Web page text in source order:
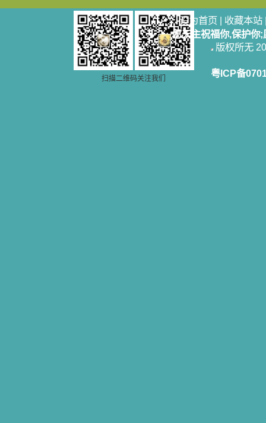
扫描二维码关注我们
设为首页 | 收藏本站
愿天主祝福你,保护你
版权所无
粤ICP备